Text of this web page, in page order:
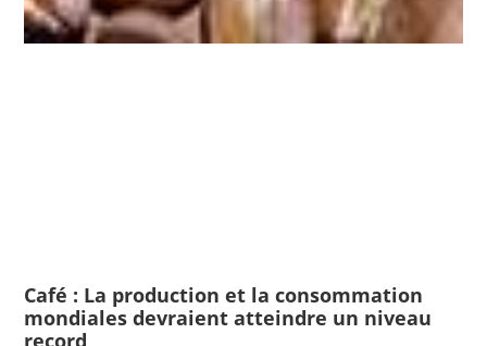
Café : La production et la consommation
mondiales devraient atteindre un niveau
record